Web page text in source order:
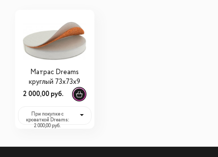
Матрас Dreams
круглый 73х73х9
2 000,00 руб.
При покупке с
кроваткой Dreams:
2 000,00 руб.